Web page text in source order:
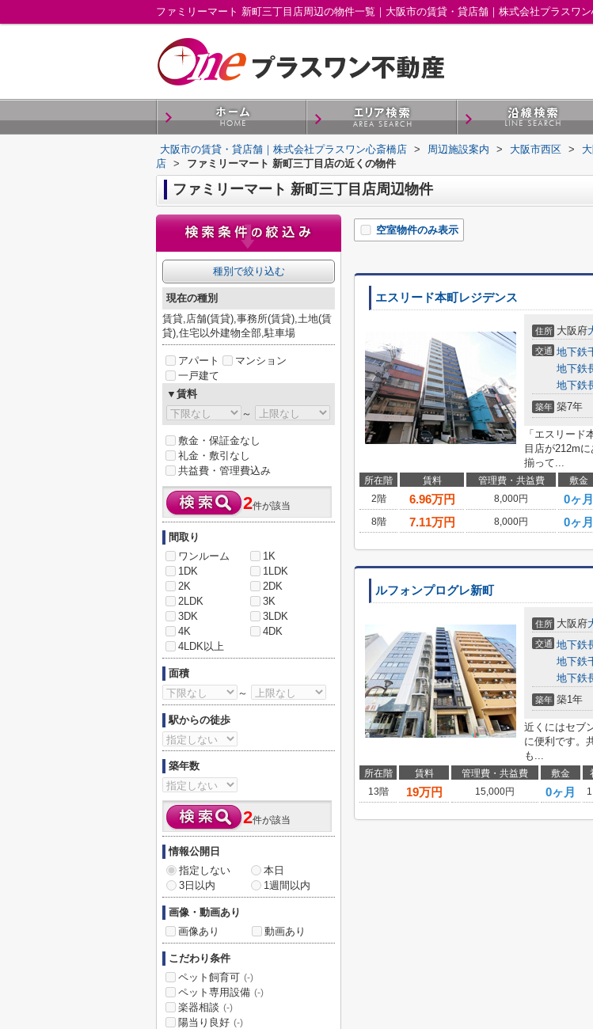
大阪市の賃貸・貸店舗｜株式会社プラスワン心斎橋店 > 周辺施設案内 > 大阪市西区 >
店 > ファミリーマート 新町三丁目店の近くの物件
ファミリーマート 新町三丁目店周辺物件
空室物件のみ表示
エスリード本町レジデンス
住所 大阪府
交通 地下鉄
地下鉄
地下鉄
築年 築7年
「エスリー
目店が212m
揃って...
所在階 賃料 管理費・共益費 敷金
2階
6.96万円 8,000円 0ヶ月
8階
7.11万円 8,000円 0ヶ月
ルフォンプログレ新町
住所 大阪府
交通 地下鉄
地下鉄
地下鉄
築年 築1年
近くにはセブ
に便利です。
も...
所在階 賃料 管理費・共益費 敷金
13階
19万円 15,000円 0ヶ月
種別で絞り込む
現在の種別
賃貸,店舗(賃貸),事務所(賃貸),土地(賃
貸),住宅以外建物全部,駐車場
アパート
マンション
一戸建て
▼賃料
～
敷金・保証金なし
礼金・敷引なし
共益費・管理費込み
2件が該当
間取り
ワンルーム
1K
1DK
1LDK
2K
2DK
2LDK
3K
3DK
3LDK
4K
4DK
4LDK以上
面積
～
駅からの徒歩
築年数
2件が該当
情報公開日
指定しない
本日
3日以内
1週間以内
画像・動画あり
画像あり
動画あり
こだわり条件
ペット飼育可 (-)
ペット専用設備 (-)
楽器相談 (-)
陽当り良好 (-)